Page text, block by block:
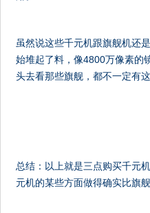
虽然说这些千元机跟旗舰机还
始堆起了料，像4800万像素的
头去看那些旗舰，都不一定有
总结：以上就是三点购买千元
元机的某些方面做得确实比旗舰